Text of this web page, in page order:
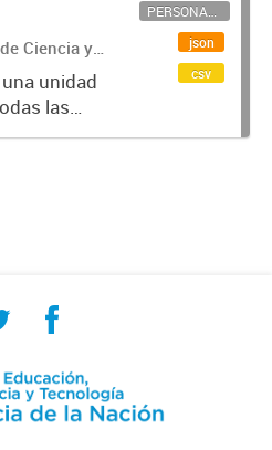
Ciencia y
unidad
las
PERSONAL CIENTÍFICO-TECNOLÓGICO
json
csv